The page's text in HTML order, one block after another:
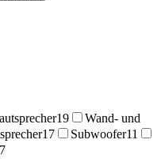
19
Wand- und
17 Subwoofer11
7